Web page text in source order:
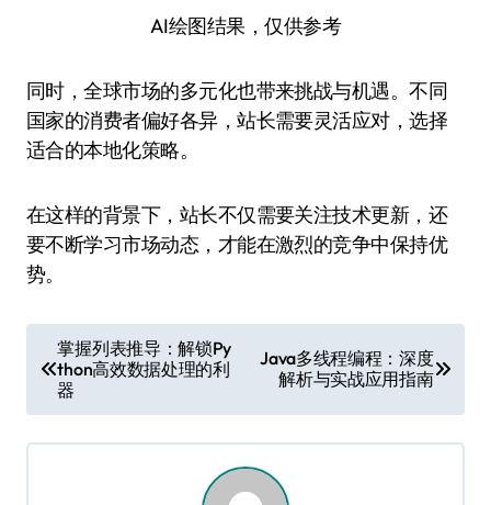
AI绘图结果，仅供参考
同时，全球市场的多元化也带来挑战与机遇。不同
国家的消费者偏好各异，站长需要灵活应对，选择
适合的本地化策略。
在这样的背景下，站长不仅需要关注技术更新，还
要不断学习市场动态，才能在激烈的竞争中保持优
势。
章
导
航
掌握列表推导：解锁Py
thon高效数据处理的利
器
Java多线程编程：深度
解析与实战应用指南